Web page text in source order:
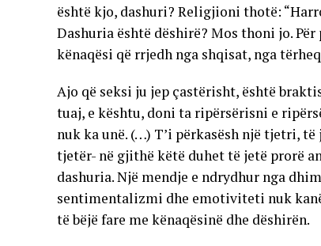
është kjo, dashuri? Religjioni thotë:
Dashuria është dëshirë? Mos thoni jo.
kënaqësi që rrjedh nga shqisat, nga
Ajo që seksi ju jep çastërisht, është
tuaj, e kështu, doni ta ripërsërisni e
nuk ka unë. (…) T’i përkasësh një tjetri,
tjetër- në gjithë këtë duhet të jetë prorë
dashuria. Një mendje e ndrydhur nga
sentimentalizmi dhe emotiviteti nuk
të bëjë fare me kënaqësinë dhe dëshirën.